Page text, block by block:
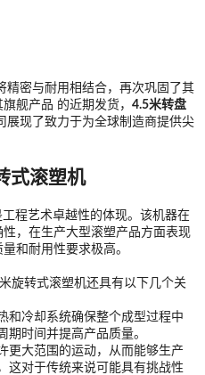
精密与耐用相结合，再次巩固了其
舰产品 的近期发货， 4.5米转盘
现了致力于为全球制造商提供尖
式滚塑机
程艺术卓越性的体现。该机器在
，在生产大型滚塑产品方面表现
和耐用性要求极高。
旋转式滚塑机还具有以下几个关
和冷却系统确保整个成型过程中
期时间并提高产品质量。
更大范围的运动，从而能够生产
这对于传统来说可能具有挑战性